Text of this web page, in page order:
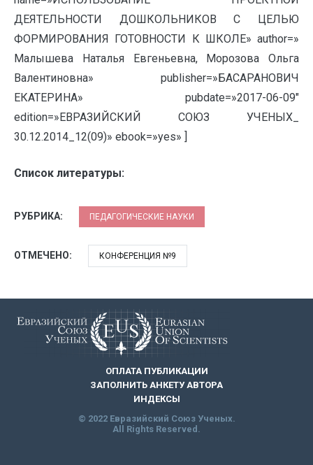
ДЕЯТЕЛЬНОСТИ ДОШКОЛЬНИКОВ С ЦЕЛЬЮ
ФОРМИРОВАНИЯ ГОТОВНОСТИ К ШКОЛЕ» author=»
Малышева Наталья Евгеньевна, Морозова Ольга
Валентиновна» publisher=»БАСАРАНОВИЧ
ЕКАТЕРИНА» pubdate=»2017-06-09″
edition=»ЕВРАЗИЙСКИЙ СОЮЗ УЧЕНЫХ_
30.12.2014_12(09)» ebook=»yes» ]
Список литературы:
РУБРИКА: ПЕДАГОГИЧЕСКИЕ НАУКИ
ОТМЕЧЕНО: КОНФЕРЕНЦИЯ №9
ОПЛАТА ПУБЛИКАЦИИ
ЗАПОЛНИТЬ АНКЕТУ АВТОРА
ИНДЕКСЫ
© 2022 Евразийский Союз Ученых.
All Rights Reserved.